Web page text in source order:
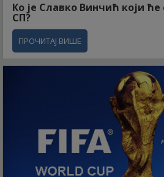
Ко је Славко Винчић који
СП?
ПРОЧИТАЈ ВИШЕ